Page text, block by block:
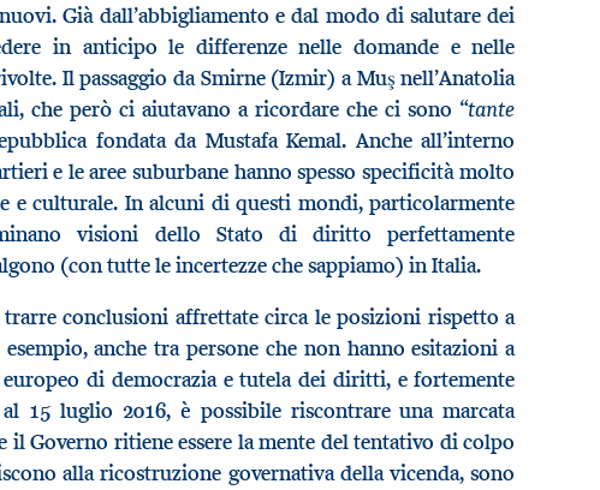
Già dall’abbigliamento e dal modo di salutare dei
in anticipo le differenze nelle domande e nelle
Il passaggio da Smirne (Izmir) a Muş nell’Anatolia
che però ci aiutavano a ricordare che ci sono “tante
fondata da Mustafa Kemal. Anche all’interno
e le aree suburbane hanno spesso specificità molto
e culturale. In alcuni di questi mondi, particolarmente
visioni dello Stato di diritto perfettamente
(con tutte le incertezze che sappiamo) in Italia.
conclusioni affrettate circa le posizioni rispetto a
anche tra persone che non hanno esitazioni a
di democrazia e tutela dei diritti, e fortemente
15 luglio 2016, è possibile riscontrare una marcata
il Governo ritiene essere la mente del tentativo di colpo
alla ricostruzione governativa della vicenda, sono